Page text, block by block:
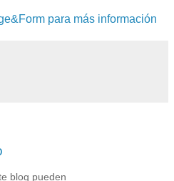
para más información
blog pueden